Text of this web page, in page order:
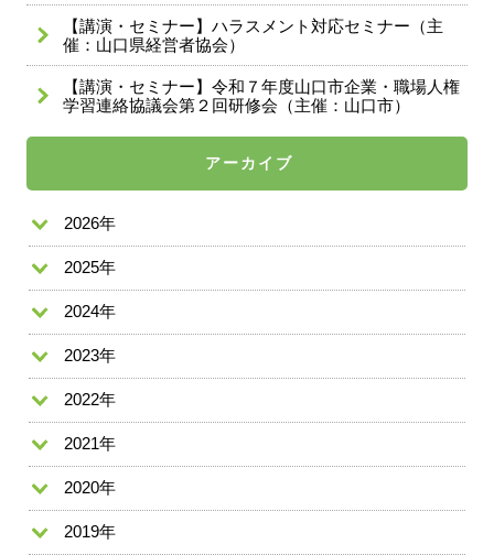
【講演・セミナー】ハラスメント対応セミナー（主
催：山口県経営者協会）
【講演・セミナー】令和７年度山口市企業・職場人権
学習連絡協議会第２回研修会（主催：山口市）
アーカイブ
2026年
2025年
2024年
2023年
2022年
2021年
2020年
2019年